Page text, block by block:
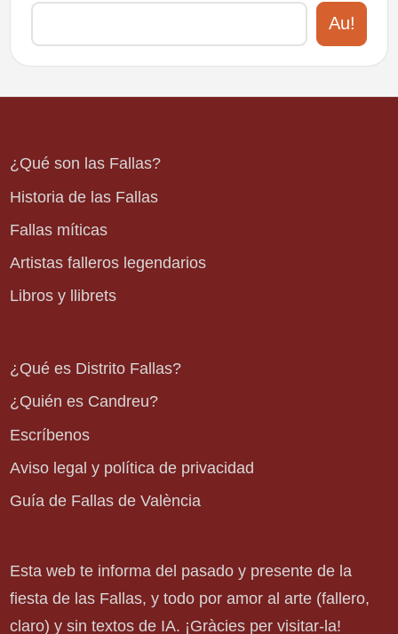
Au!
¿Qué son las Fallas?
Historia de las Fallas
Fallas míticas
Artistas falleros legendarios
Libros y llibrets
¿Qué es Distrito Fallas?
¿Quién es Candreu?
Escríbenos
Aviso legal y política de privacidad
Guía de Fallas de València
Esta web te informa del pasado y presente de la
fiesta de las Fallas, y todo por amor al arte (fallero,
claro) y sin textos de IA. ¡Gràcies per visitar-la!